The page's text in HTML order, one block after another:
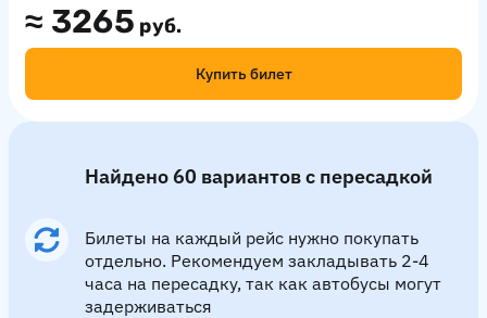
≈ 3265 руб.
Купить билет
Найдено 60 вариантов с пересадкой
Билеты на каждый рейс нужно покупать
отдельно. Рекомендуем закладывать 2-4
часа на пересадку, так как автобусы могут
задерживаться